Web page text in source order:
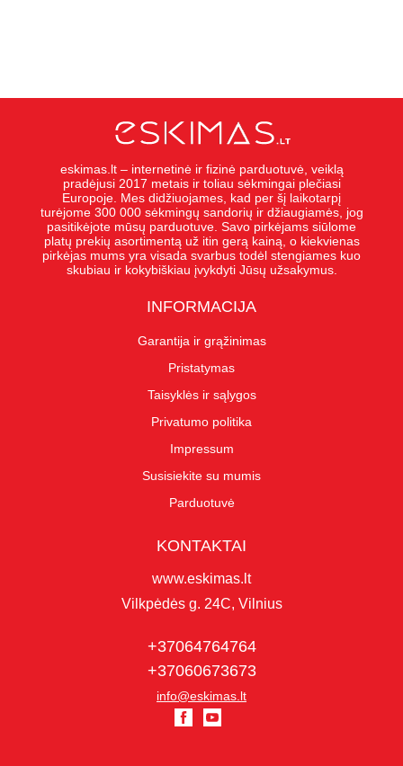
eskimas.lt – internetinė ir fizinė parduotuvė, veiklą
pradėjusi 2017 metais ir toliau sėkmingai plečiasi
Europoje. Mes didžiuojames, kad per šį laikotarpį
turėjome 300 000 sėkmingų sandorių ir džiaugiamės, jog
pasitikėjote mūsų parduotuve. Savo pirkėjams siūlome
platų prekių asortimentą už itin gerą kainą, o kiekvienas
pirkėjas mums yra visada svarbus todėl stengiames kuo
skubiau ir kokybiškiau įvykdyti Jūsų užsakymus.
INFORMACIJA
Garantija ir grąžinimas
Pristatymas
Taisyklės ir sąlygos
Privatumo politika
Impressum
Susisiekite su mumis
Parduotuvė
KONTAKTAI
www.eskimas.lt
Vilkpėdės g. 24C, Vilnius
+37064764764
+37060673673
info@eskimas.lt